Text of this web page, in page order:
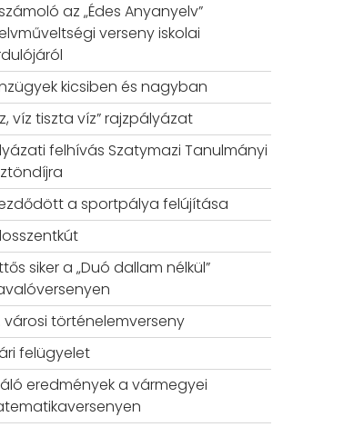
az „Édes Anyanyelv”
verseny iskolai
kicsiben és nagyban
víz tiszta víz” rajzpályázat
felhívás Szatymazi Tanulmányi
a sportpálya felújítása
siker a „Duó dallam nélkül”
városi történelemverseny
felügyelet
eredmények a vármegyei